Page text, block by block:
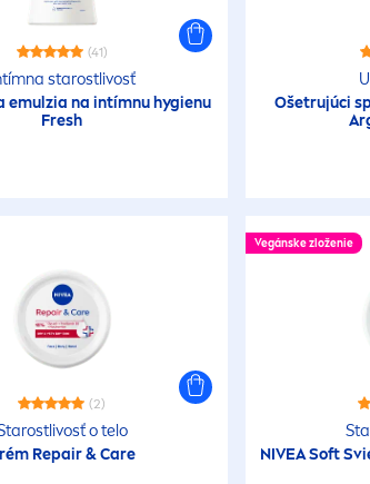
(41)
starostlivosť
emulzia na intímnu hygienu
Fresh
Ošetrujúci
(2)
o telo
Repair&Care
Vegánske zloženie
NIVEASoft